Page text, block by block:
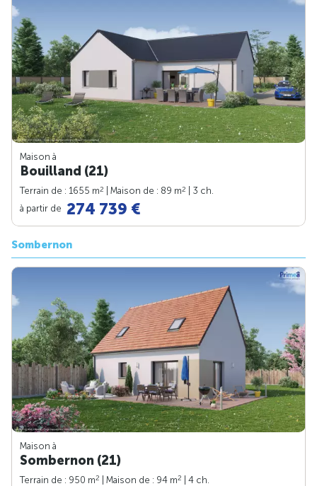
Maison à
Bouilland (21)
Terrain de : 1655 m2 | Maison de : 89 m2
| 3 ch.
à partir de 274 739 €
Sombernon
Maison à
Sombernon (21)
Terrain de : 950 m2 | Maison de : 94 m2
| 4 ch.